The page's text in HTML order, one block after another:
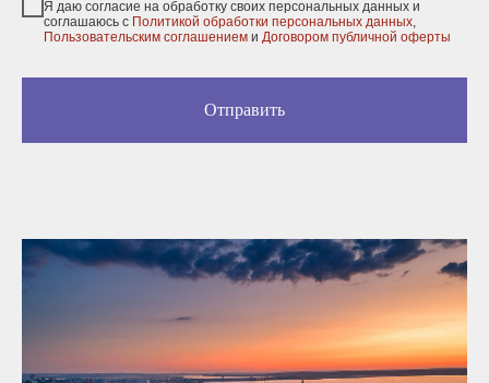
Я даю согласие на обработку своих персональных данных и
соглашаюсь с Политикой обработки персональных данных,
Пользовательским соглашением и Договором публичной оферты
Отправить